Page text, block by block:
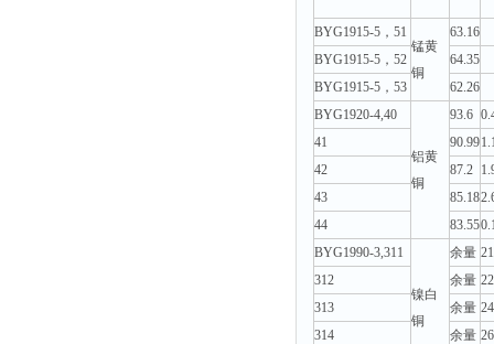
BYG1915-5，51
锰黄
铜
63.16
BYG1915-5，52
64.35
BYG1915-5，53
62.26
BYG1920-4,40
铝黄
铜
93.6
41
90.99
42
87.2
43
85.18
44
83.55
BYG1990-3,311
镍白
铜
余量
312
余量
313
余量
314
余量